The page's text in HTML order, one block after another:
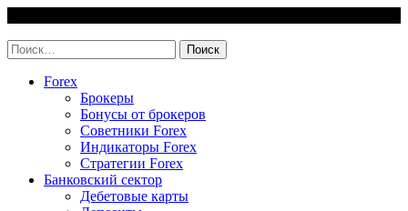
content
Найти:
Forex
Брокеры
Бонусы от брокеров
Советники Forex
Индикаторы Forex
Стратегии Forex
Банковский сектор
Дебетовые карты